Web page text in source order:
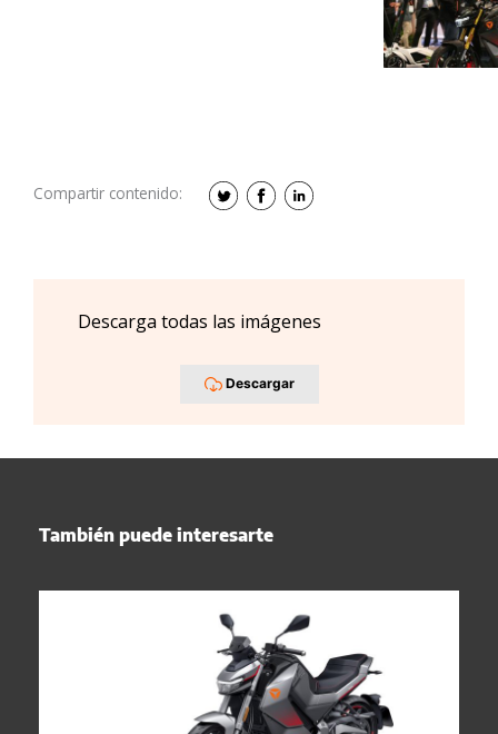
Compartir contenido:
Descarga todas las imágenes
Descargar
También puede interesarte